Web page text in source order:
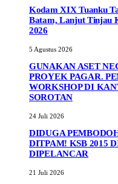
Kodam XIX Tuanku
Batam, Lanjut Tinjau
2026
5 Agustus 2026
GUNAKAN ASET
PROYEK PAGAR.
WORKSHOP DI
SOROTAN
24 Juli 2026
DIDUGA
DITPAM! KSB 2015
DIPELANCAR
21 Juli 2026